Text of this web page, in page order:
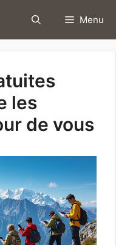
Menu
les
de vous